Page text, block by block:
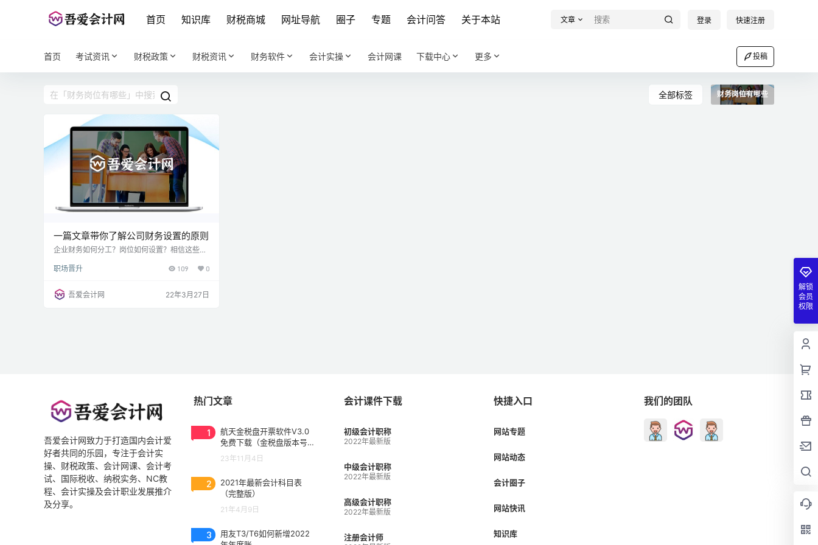
首页 知识库 财税商城 网址导航 圈子 专题 会计问答 关于本站 文章 登录 快速注册
首页 考试资讯 财税政策 财税资讯 财务软件 会计实操 会计网课 下载中心 更多 投稿
全部标签 财务岗位有哪些
一篇文章带你了解公司财务设置的原则
企业财务如何分工？岗位如何设置？相信这些问
也会感兴趣。 一、财务岗位设置的原则 企业设
效益原则 成本效益是企业负责人最为关注的，健
全的财务岗位、职责明确的财务分工不是一蹴而
职场晋升 109 0
吾爱会计网 22年3月27日
解锁
会员
权限
吾爱会计网致力于打造国内会计爱
好者共同的乐园，专注于会计实
操、财税政策、会计网课、会计考
试、国际税收、纳税实务、NC教
程、会计实操及会计职业发展推介
及分享。
热门文章
1
航天金税盘开票软件V3.0
免费下载（金税盘版本号V
3.0.20230531）
23年11月4日
2
2021年最新会计科目表
（完整版）
21年4月9日
3
用友T3/T6如何新增2022
会计课件下载
初级会计职称
2022年最新版
中级会计职称
2022年最新版
高级会计职称
2022年最新版
注册会计师
快捷入口
网站专题
网站动态
会计圈子
网站快讯
知识库
我们的团队